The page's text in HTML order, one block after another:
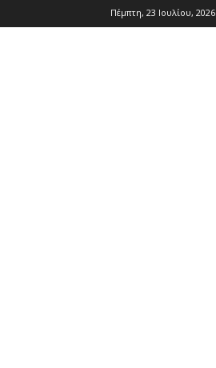
Πέμπτη, 23 Ιουλίου, 2026